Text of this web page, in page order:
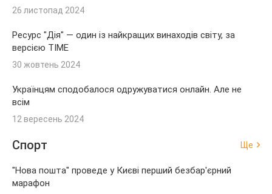
26 листопад 2024
Ресурс "Дія" — один із найкращих винаходів світу, за
версією TIME
30 жовтень 2024
Українцям сподобалося одружуватися онлайн. Але не
всім
12 вересень 2024
Спорт Ще
"Нова пошта" проведе у Києві перший безбар'єрний
марафон